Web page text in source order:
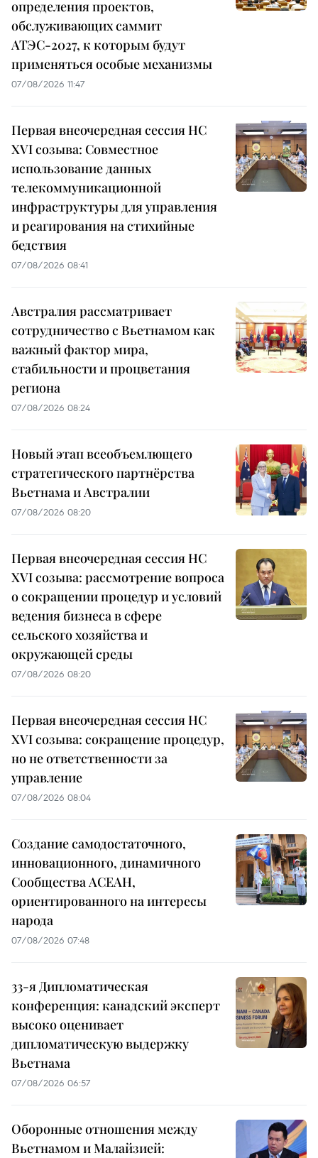
определения проектов,
обслуживающих саммит
АТЭС-2027, к которым будут
применяться особые механизмы
07/08/2026 11:47
Первая внеочередная сессия НС
XVI созыва: Совместное
использование данных
телекоммуникационной
инфраструктуры для управления
и реагирования на стихийные
бедствия
07/08/2026 08:41
Австралия рассматривает
сотрудничество с Вьетнамом как
важный фактор мира,
стабильности и процветания
региона
07/08/2026 08:24
Новый этап всеобъемлющего
стратегического партнёрства
Вьетнама и Австралии
07/08/2026 08:20
Первая внеочередная сессия НС
XVI созыва: рассмотрение вопроса
о сокращении процедур и условий
ведения бизнеса в сфере
сельского хозяйства и
окружающей среды
07/08/2026 08:20
Первая внеочередная сессия НС
XVI созыва: сокращение процедур,
но не ответственности за
управление
07/08/2026 08:04
Создание самодостаточного,
инновационного, динамичного
Сообщества АСЕАН,
ориентированного на интересы
народа
07/08/2026 07:48
33-я Дипломатическая
конференция: канадский эксперт
высоко оценивает
дипломатическую выдержку
Вьетнама
07/08/2026 06:57
Оборонные отношения между
Вьетнамом и Малайзией: